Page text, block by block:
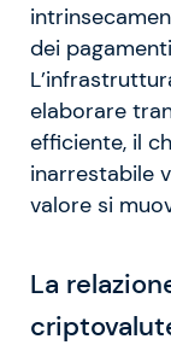
dei
elaborare
efficiente, il
inarrestabile
valore si
La